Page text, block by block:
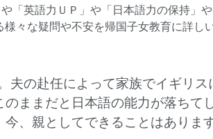
「英語力ＵＰ」や「日本語力の保持」
々な疑問や不安を帰国子女教育に詳し
の赴任によって家族でイギリス
ままだと日本語の能力が落ちて
、親としてできることはありま